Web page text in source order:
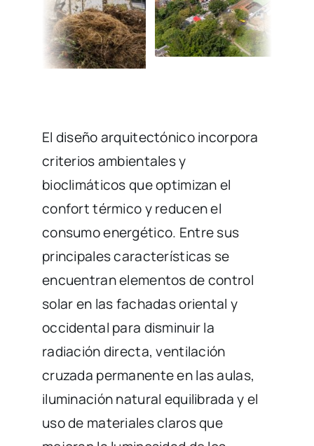
El diseño arquitectónico incorpora
criterios ambientales y
bioclimáticos que optimizan el
confort térmico y reducen el
consumo energético. Entre sus
principales características se
encuentran elementos de control
solar en las fachadas oriental y
occidental para disminuir la
radiación directa, ventilación
cruzada permanente en las aulas,
iluminación natural equilibrada y el
uso de materiales claros que